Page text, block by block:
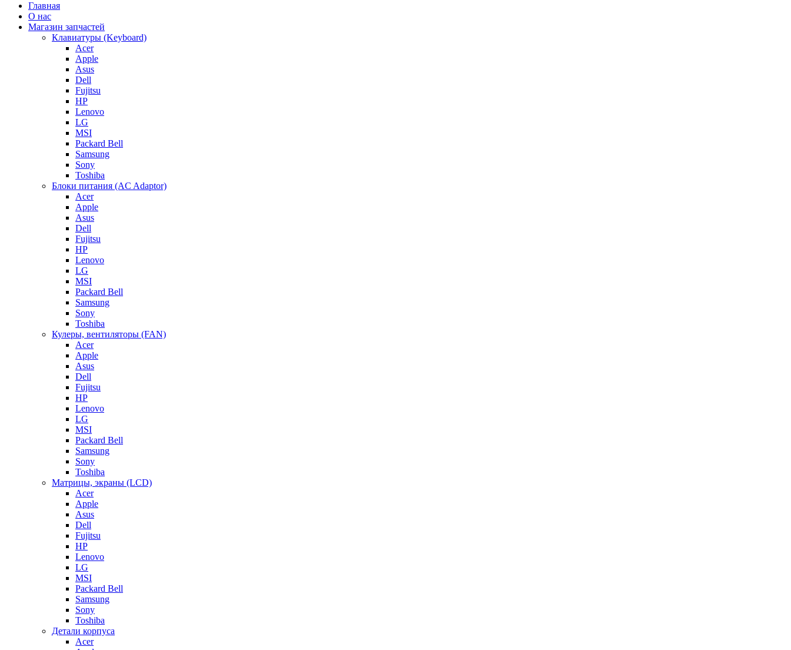
Главная
О нас
Магазин запчастей
Клавиатуры (Keyboard)
Acer
Apple
Asus
Dell
Fujitsu
HP
Lenovo
LG
MSI
Packard Bell
Samsung
Sony
Toshiba
Блоки питания (AC Adaptor)
Acer
Apple
Asus
Dell
Fujitsu
HP
Lenovo
LG
MSI
Packard Bell
Samsung
Sony
Toshiba
Кулеры, вентиляторы (FAN)
Acer
Apple
Asus
Dell
Fujitsu
HP
Lenovo
LG
MSI
Packard Bell
Samsung
Sony
Toshiba
Матрицы, экраны (LCD)
Acer
Apple
Asus
Dell
Fujitsu
HP
Lenovo
LG
MSI
Packard Bell
Samsung
Sony
Toshiba
Детали корпуса
Acer